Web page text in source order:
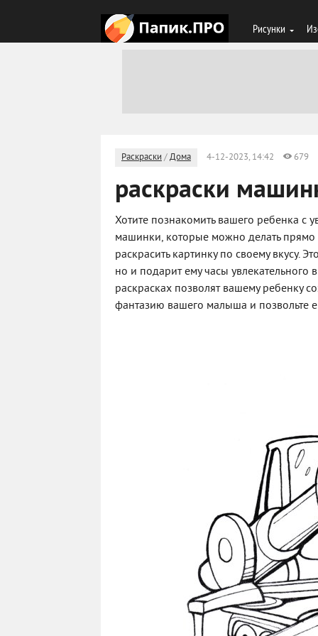
Рисунки
Раскраски /Дома 4-12-2023, 14:42 679
раскраски
Хотите познакомить вашего ребенка с
машинки, которые можно делать
раскрасить картинку по своему вкусу.
но и подарит ему часы
раскрасках позволят вашему ребенку
фантазию вашего малыша и позвольте